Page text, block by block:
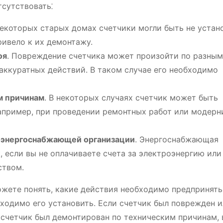
старых домах счетчики могли быть не
к их демонтажу.
. Повреждение счетчика может произойти по разным
действий. В таком случае его необходимо
причинам. В некоторых случаях счетчик может быть
при проведении ремонтных работ или
организации. Энергоснабжающая
вы не оплачиваете счета за электроэнергию или
понять, какие действия необходимо
его установить. Если счетчик был поврежден
был демонтирован по техническим причинам,